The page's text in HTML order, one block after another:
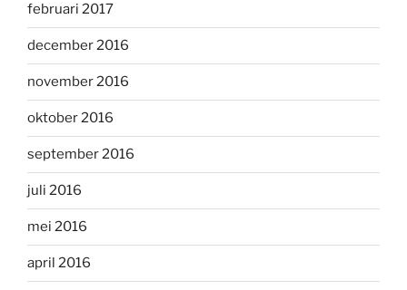
februari 2017
december 2016
november 2016
oktober 2016
september 2016
juli 2016
mei 2016
april 2016